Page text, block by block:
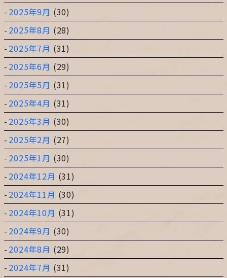
2025年9月 (30)
2025年8月 (28)
2025年7月 (31)
2025年6月 (29)
2025年5月 (31)
2025年4月 (31)
2025年3月 (30)
2025年2月 (27)
2025年1月 (30)
2024年12月 (31)
2024年11月 (30)
2024年10月 (31)
2024年9月 (30)
2024年8月 (29)
2024年7月 (31)